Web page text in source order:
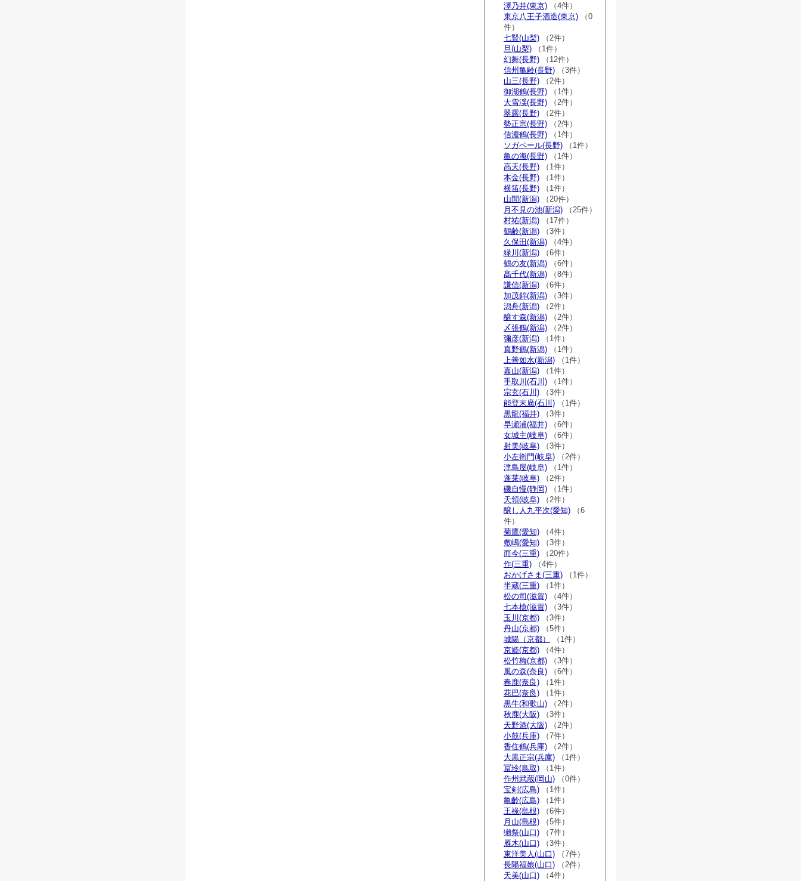
澤乃井(東京) （4件）
東京八王子酒造(東京) （0
件）
七賢(山梨) （2件）
旦(山梨) （1件）
幻舞(長野) （12件）
信州亀齢(長野) （3件）
山三(長野) （2件）
御湖鶴(長野) （1件）
大雪渓(長野) （2件）
翠露(長野) （2件）
勢正宗(長野) （2件）
信濃鶴(長野) （1件）
ソガペール(長野) （1件）
亀の海(長野) （1件）
高天(長野) （1件）
本金(長野) （1件）
横笛(長野) （1件）
山間(新潟) （20件）
月不見の池(新潟) （25件）
村祐(新潟) （17件）
鶴齢(新潟) （3件）
久保田(新潟) （4件）
緑川(新潟) （6件）
鶴の友(新潟) （6件）
髙千代(新潟) （8件）
謙信(新潟) （6件）
加茂錦(新潟) （3件）
潟舟(新潟) （2件）
醸す森(新潟) （2件）
〆張鶴(新潟) （2件）
彌彦(新潟) （1件）
真野鶴(新潟) （1件）
上善如水(新潟) （1件）
嘉山(新潟) （1件）
手取川(石川) （1件）
宗玄(石川) （3件）
能登末廣(石川) （1件）
黒龍(福井) （3件）
早瀬浦(福井) （6件）
女城主(岐阜) （6件）
射美(岐阜) （3件）
小左衛門(岐阜) （2件）
津島屋(岐阜) （1件）
蓬莱(岐阜) （2件）
磯自慢(静岡) （1件）
天領(岐阜) （2件）
醸し人九平次(愛知) （6
件）
菊鷹(愛知) （4件）
敷嶋(愛知) （3件）
而今(三重) （20件）
作(三重) （4件）
おかげさま(三重) （1件）
半蔵(三重) （1件）
松の司(滋賀) （4件）
七本槍(滋賀) （3件）
玉川(京都) （3件）
丹山(京都) （5件）
城陽（京都）
（1件）
京姫(京都) （4件）
松竹梅(京都) （3件）
風の森(奈良) （6件）
春鹿(奈良) （1件）
花巴(奈良) （1件）
黒牛(和歌山) （2件）
秋鹿(大阪) （3件）
天野酒(大阪) （2件）
小鼓(兵庫) （7件）
香住鶴(兵庫) （2件）
大黒正宗(兵庫) （1件）
冨玲(鳥取) （1件）
作州武蔵(岡山) （0件）
宝剣(広島) （1件）
亀齡(広島) （1件）
王祿(島根) （6件）
月山(島根) （5件）
獺祭(山口) （7件）
雁木(山口) （3件）
東洋美人(山口) （7件）
長陽福娘(山口) （2件）
天美(山口) （4件）